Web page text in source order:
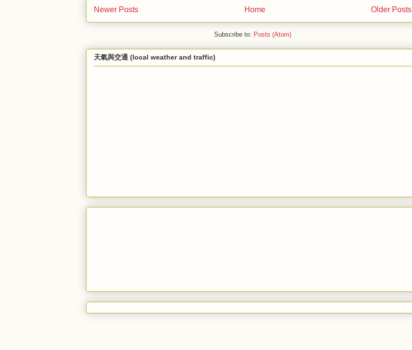
Newer Posts Older Posts
Home
Subscribe to: Posts (Atom)
天氣與交通 (local weather and traffic)